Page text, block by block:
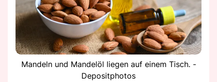
Mandeln und Mandelöl liegen auf einem Tisch. -
Depositphotos